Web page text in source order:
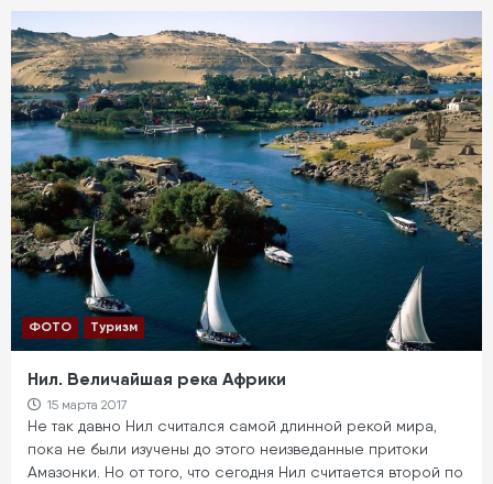
ФОТО Туризм
Нил. Величайшая река Африки
15 марта 2017
Не так давно Нил считался самой длинной рекой мира,
пока не были изучены до этого неизведанные притоки
Амазонки. Но от того, что сегодня Нил считается второй по